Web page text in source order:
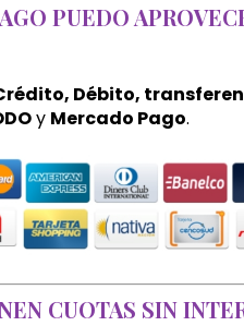
PUEDO
Débito,
y Mercado Pago.
CUOTAS SIN